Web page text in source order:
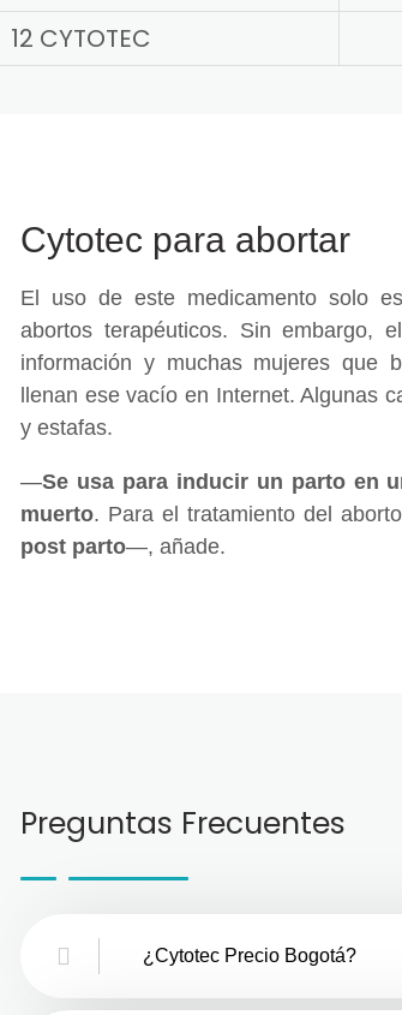
12 CYTOTEC
Cytotec para abortar
El uso de este medicamento solo
abortos terapéuticos. Sin embargo,
información y muchas mujeres que
llenan ese vacío en Internet. Algunas
y estafas.
—Se usa para inducir un parto en
muerto. Para el tratamiento del
post parto—, añade.
Preguntas Frecuentes
¿Cytotec Precio Bogotá?